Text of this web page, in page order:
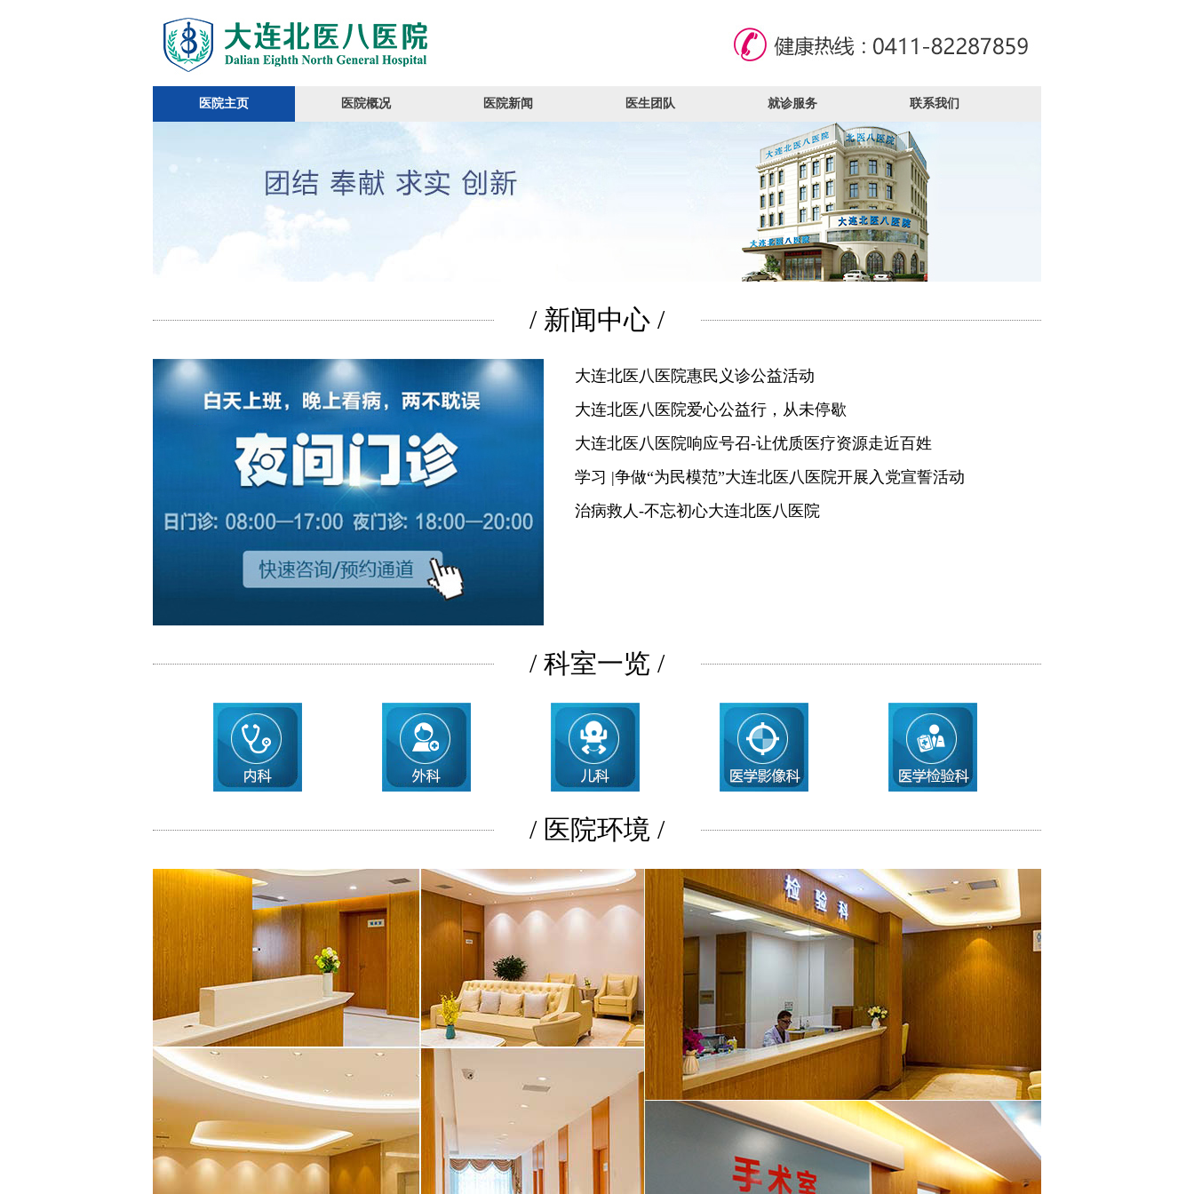
医院主页 医院概况 医院新闻 医生团队 就诊服务 联系我们
/ 新闻中心 /
大连北医八医院惠民义诊公益活动
大连北医八医院爱心公益行，从未停歇
大连北医八医院响应号召-让优质医疗资源走近百姓
学习 |争做“为民模范”大连北医八医院开展入党宣誓活动
治病救人-不忘初心大连北医八医院
/ 科室一览 /
/ 医院环境 /